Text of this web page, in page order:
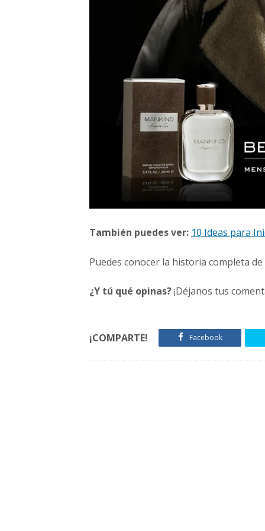
También puedes ver: 10 Ideas para
Puedes conocer la historia completa de
¿Y tú qué opinas?¡Déjanos tus
¡COMPARTE! Facebook